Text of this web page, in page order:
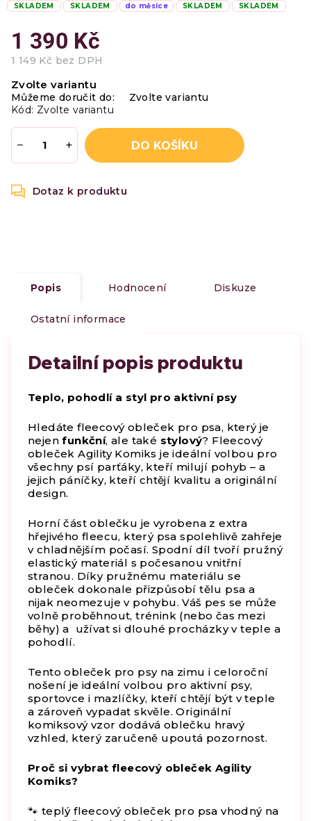
SKLADEM SKLADEM do měsíce SKLADEM SKLADEM
1 390 Kč
1 149 Kč bez DPH
cena:
Zvolte variantu
Můžeme doručit do:
Zvolte variantu
Kód: Zvolte variantu
+
− DO KOŠÍKU
Popis Hodnocení Diskuze
Ostatní informace
Detailní popis produktu
Teplo, pohodlí a styl pro aktivní psy
Hledáte fleecový obleček pro psa, který je
nejenfunkční, ale také stylový? Fleecový
obleček Agility Komiks je ideální volbou pro
všechny psí parťáky, kteří milují pohyb – a
jejich páníčky, kteří chtějí kvalitu a originální
design.
Horní část oblečku je vyrobena z extra
hřejivého fleecu, který psa spolehlivě zahřeje
v chladnějším počasí. Spodní díl tvoří pružný
elastický materiál s počesanou vnitřní
stranou. Díky pružnému materiálu se
obleček dokonale přizpůsobí tělu psa a
nijak neomezuje v pohybu. Váš pes se může
volně proběhnout, trénink (nebo čas mezi
běhy) a užívat si dlouhé procházky v teple a
pohodlí.
Tento obleček pro psy na zimu i celoroční
nošení je ideální volbou pro aktivní psy,
sportovce i mazlíčky, kteří chtějí být v teple
a zároveň vypadat skvěle. Originální
komiksový vzor dodává oblečku hravý
vzhled, který zaručeně upoutá pozornost.
Proč si vybrat fleecový obleček Agility
Komiks?
🐾 teplý fleecový obleček pro psa vhodný na